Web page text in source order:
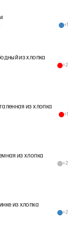
+1
из хлопка
+2
из хлопка
+1
из хлопка
+2
из хлопка
+2